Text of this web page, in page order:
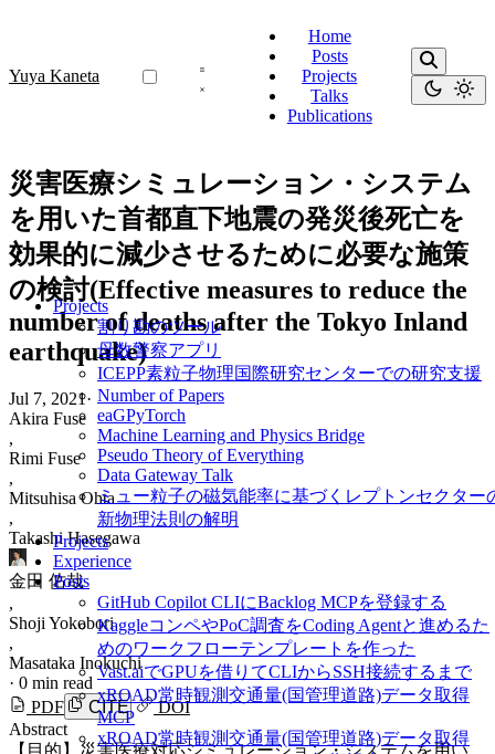
Yuya Kaneta
Home
Posts
Projects
Talks
Publications
Projects
割り勘のツール
母数警察アプリ
ICEPP素粒子物理国際研究センターでの研究支援
Number of Papers
eaGPyTorch
Machine Learning and Physics Bridge
Pseudo Theory of Everything
Data Gateway Talk
ミュー粒子の磁気能率に基づくレプトンセクター
新物理法則の解明
Projects
Experience
Posts
GitHub Copilot CLIにBacklog MCPを登録する
KaggleコンペやPoC調査をCoding Agentと進めるた
めのワークフローテンプレートを作った
Vast.aiでGPUを借りてCLIからSSH接続するまで
xROAD常時観測交通量(国管理道路)データ取得
MCP
xROAD常時観測交通量(国管理道路)データ取得
災害医療シミュレーション・システム
を用いた首都直下地震の発災後死亡を
効果的に減少させるために必要な施策
の検討(Effective measures to reduce the
number of deaths after the Tokyo Inland
earthquake)
Jul 7, 2021·
Akira Fuse
,
Rimi Fuse
,
Mitsuhisa Ohta
,
Takashi Hasegawa
金田 佑哉
,
Shoji Yokobori
,
Masataka Inokuchi
· 0 min read
PDF
CITE
DOI
Abstract
【目的】災害医療対応シミュレーション・システムを用い